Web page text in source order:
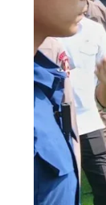
r
a
n
g